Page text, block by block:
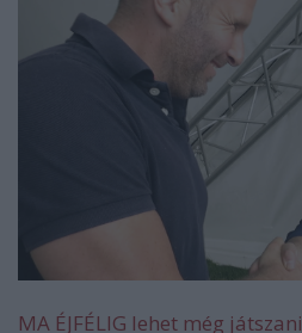
MA ÉJFÉLIG lehet még